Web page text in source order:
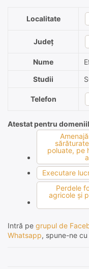
Localitate
Județ
Nume
Studii
Telefon
Atestat pentru
poluate, pe
Executare
Perdele
agricole şi
Intră pe grupul de
Whatsapp, spune-ne